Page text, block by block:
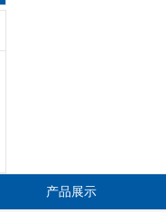
产品展示